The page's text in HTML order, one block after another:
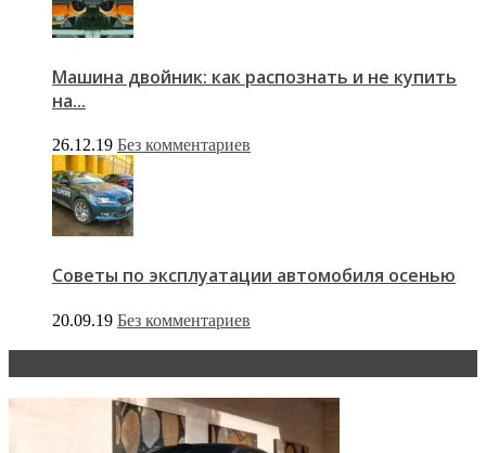
Машина двойник: как распознать и не купить
на...
26.12.19 Без комментариев
Советы по эксплуатации автомобиля осенью
20.09.19 Без комментариев